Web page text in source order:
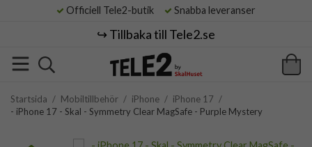
Officiell Tele2-butik Snabba leveranser
↪️ Tillbaka till Tele2.se
Startsida / Mobiltillbehör / iPhone / iPhone 17 /
- iPhone 17 - Skal - Symmetry Clear MagSafe - Purple Mystery